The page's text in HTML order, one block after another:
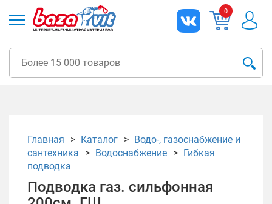
0
Главная Каталог
Водо-, газоснабжение и
сантехника
Водоснабжение
Гибкая
подводка
Подводка газ. сильфонная